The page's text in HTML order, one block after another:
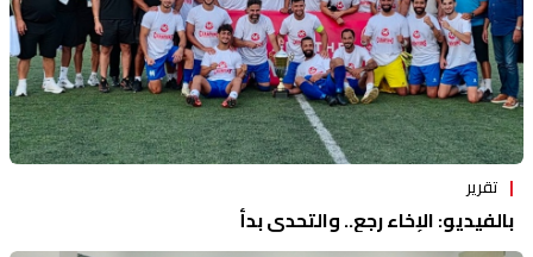
تقرير
بالفيديو: الإخاء رجع.. والتحدي بدأ